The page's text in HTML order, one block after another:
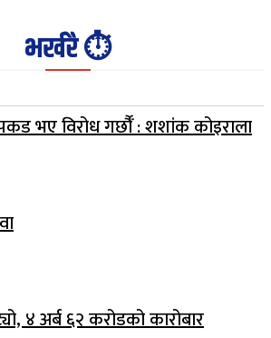
भर्खरै ⏱️
भए विरोध गर्छौँं : शशांक कोइराला
४ अर्ब ६२ करोडको कारोबार